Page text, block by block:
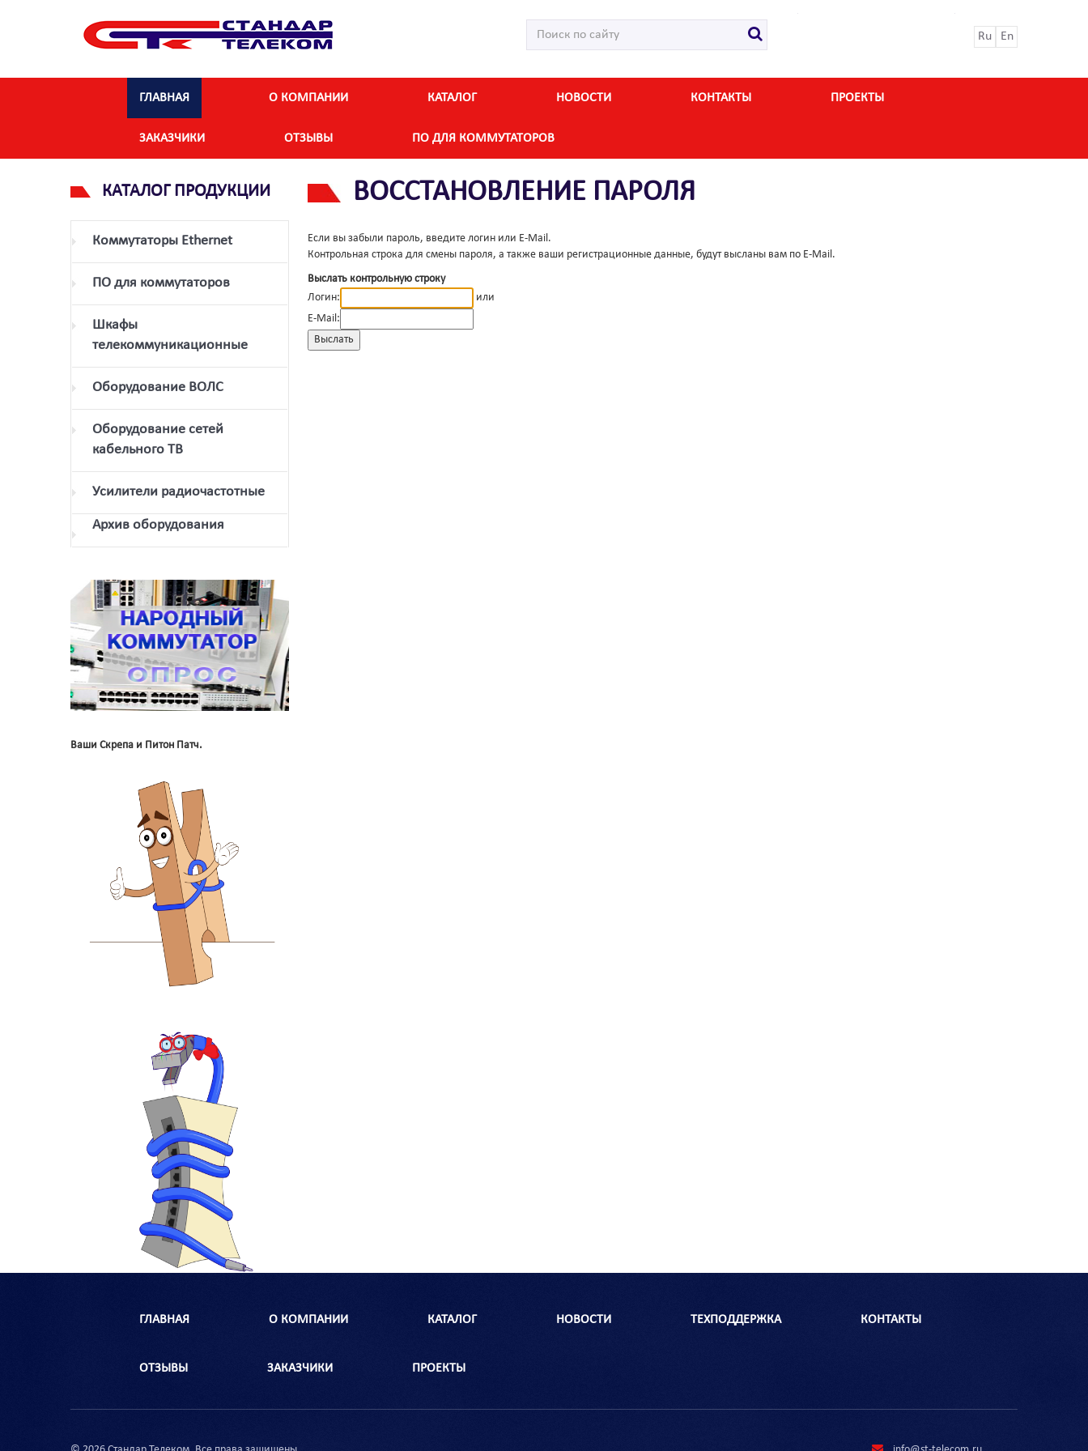
Ru En
ГЛАВНАЯ О КОМПАНИИ КАТАЛОГ НОВОСТИ КОНТАКТЫ ПРОЕКТЫ
ЗАКАЗЧИКИ ОТЗЫВЫ ПО ДЛЯ КОММУТАТОРОВ
КАТАЛОГ ПРОДУКЦИИ
Коммутаторы Ethernet
ПО для коммутаторов
Шкафы
телекоммуникационные
Оборудование ВОЛС
Оборудование сетей
кабельного ТВ
Усилители радиочастотные
Архив оборудования
Ваши Скрепа и Питон Патч.
ВОССТАНОВЛЕНИЕ ПАРОЛЯ
Если вы забыли пароль, введите логин или E-Mail.
Контрольная строка для смены пароля, а также ваши регистрационные данные, будут высланы вам по E-Mail.
Выслать контрольную строку
Логин:
или
E-Mail:
ГЛАВНАЯ О КОМПАНИИ КАТАЛОГ НОВОСТИ ТЕХПОДДЕРЖКА КОНТАКТЫ
ОТЗЫВЫ ЗАКАЗЧИКИ ПРОЕКТЫ